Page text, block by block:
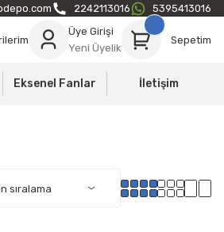
2242113016 5395413016
Üye Girişi
Yeni Üyelik
Sepetim
Eksenel Fanlar İletişim